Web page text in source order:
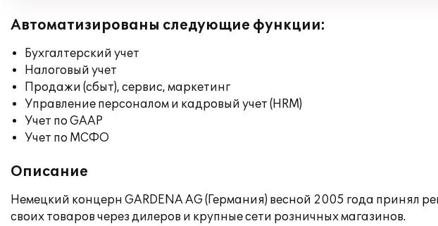
Автоматизированы следующие функции:
Бухгалтерский учет
Налоговый учет
Продажи (сбыт), сервис, маркетинг
Управление персоналом и кадровый учет (HRM)
Учет по GAAP
Учет по МСФО
Описание
Немецкий концерн GARDENA AG (Германия) весной 2005 года принял
своих товаров через дилеров и крупные сети розничных магазинов.